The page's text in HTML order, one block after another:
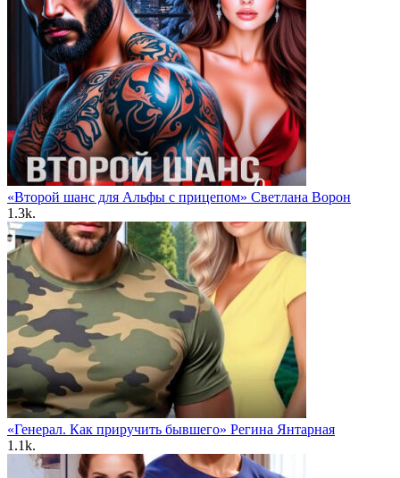
«Второй шанс для Альфы с прицепом» Светлана Ворон
1.3k.
«Генерал. Как приручить бывшего» Регина Янтарная
1.1k.